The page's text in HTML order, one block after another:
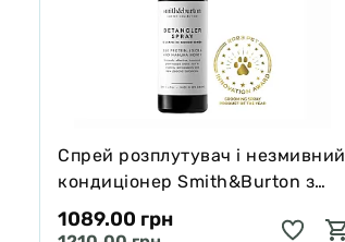
Спрей розплутувач і незмивний
кондиціонер Smith&Burton з
протеїнами шовку для шерсті
собак і котів 125 мл
1089.00 грн